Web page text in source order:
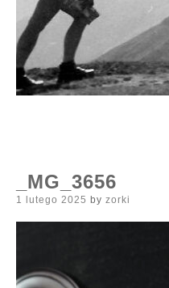
_MG_3656
Posted
1 lutego 2025 by zorki